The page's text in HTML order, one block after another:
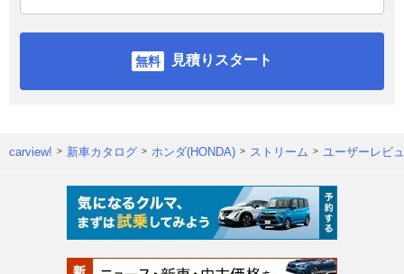
見積りスタート
carview! 新車カタログ ホンダ(HONDA) ストリーム ユーザーレビ